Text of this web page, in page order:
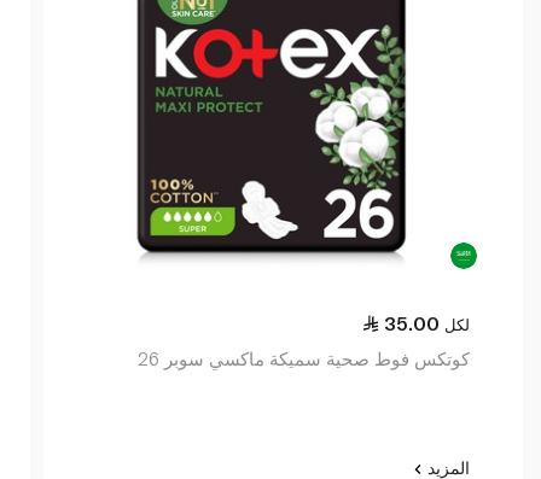
35.00 لكل
كوتكس فوط صحية سميكة ماكسي سوبر 26
المزيد